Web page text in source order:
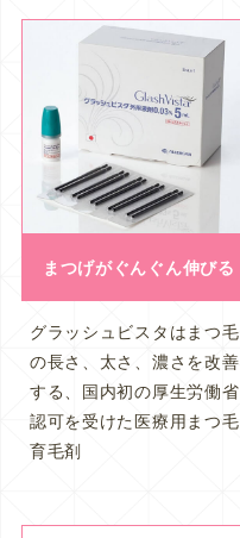
まつげがぐんぐん伸びる
グラッシュビスタはまつ毛
の長さ、太さ、濃さを改善
する、国内初の厚生労働省
認可を受けた医療用まつ毛
育毛剤